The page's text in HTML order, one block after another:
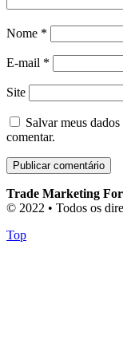
Nome *
E-mail *
Site
Salvar meus
comentar.
Trade Marketing
© 2022 • Todos os
Top